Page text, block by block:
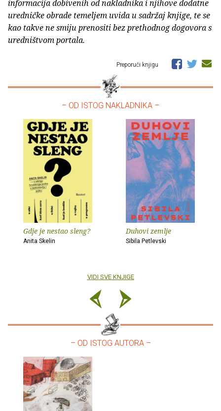
informacija dobivenih od nakladnika i njihove dodatne
uredničke obrade temeljem uvida u sadržaj knjige, te se
kao takve ne smiju prenositi bez prethodnog dogovora s
uredništvom portala.
Preporuči knjigu
– OD ISTOG NAKLADNIKA –
Gdje je nestao sleng?
Anita Skelin
Duhovi zemlje
Sibila Petlevski
VIDI SVE KNJIGE
– OD ISTOG AUTORA –